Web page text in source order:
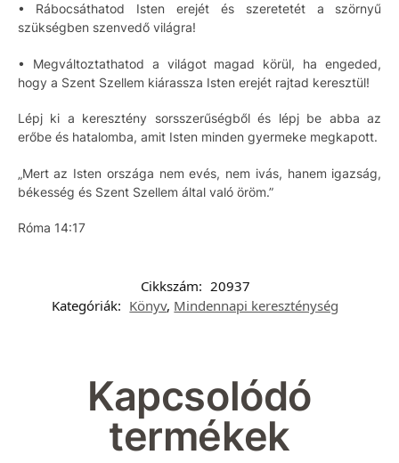
• Rábocsáthatod Isten erejét és szeretetét a szörnyű
szükségben szenvedő világra!
• Megváltoztathatod a világot magad körül, ha engeded,
hogy a Szent Szellem kiárassza Isten erejét rajtad keresztül!
Lépj ki a keresztény sorsszerűségből és lépj be abba az
erőbe és hatalomba, amit Isten minden gyermeke megkapott.
„Mert az Isten országa nem evés, nem ivás, hanem igazság,
békesség és Szent Szellem által való öröm.”
Róma 14:17
Cikkszám: 20937
Kategóriák: Könyv, Mindennapi kereszténység
Kapcsolódó
termékek